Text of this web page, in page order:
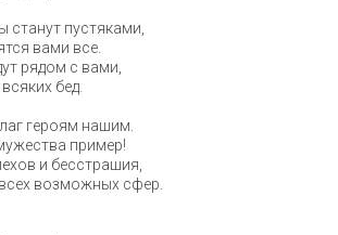
станут пустяками,
вами все.
рядом с вами,
бед.
героям нашим.
пример!
и бесстрашия,
возможных сфер.